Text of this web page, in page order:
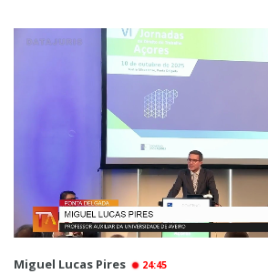
Miguel Lucas Pires 24:45